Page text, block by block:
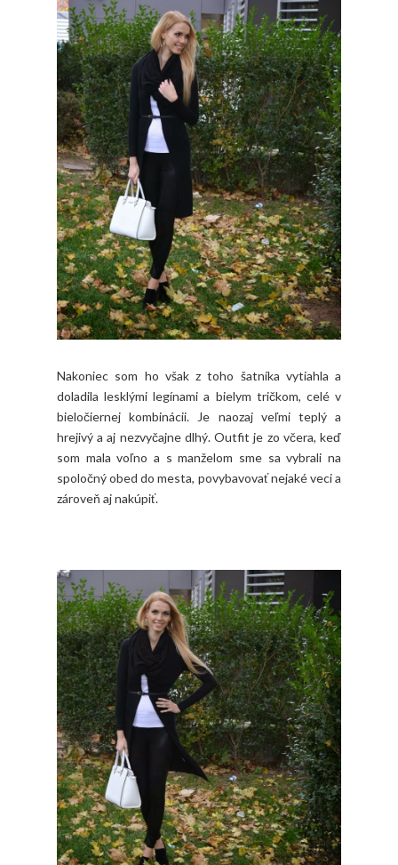
Nakoniec som ho však z toho šatníka vytiahla a
doladila lesklými legínami a bielym tričkom, celé v
bieločiernej kombinácii. Je naozaj veľmi teplý a
hrejivý a aj nezvyčajne dlhý. Outfit je zo včera, keď
som mala voľno a s manželom sme sa vybrali na
spoločný obed do mesta, povybavovať nejaké veci a
zároveň aj nakúpiť.